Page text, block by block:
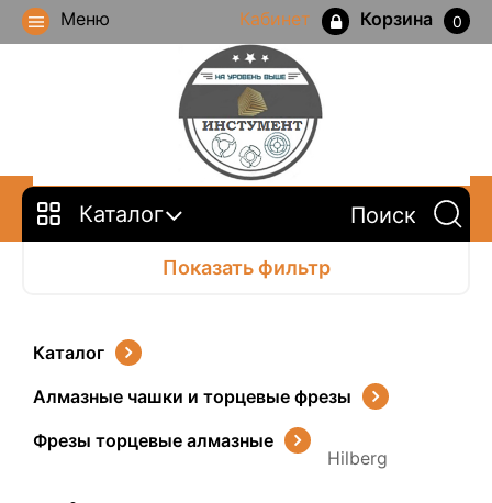
Меню Кабинет Корзина 0
Каталог
Показать фильтр
Каталог
Алмазные чашки и торцевые фрезы
Фрезы торцевые алмазные
Hilberg